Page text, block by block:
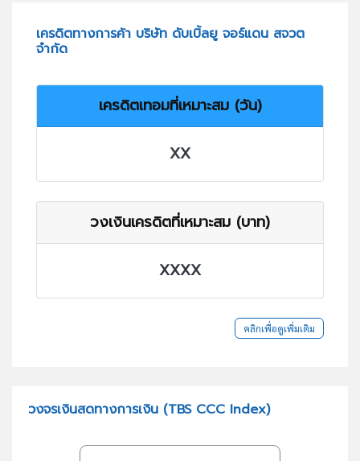
เครดิตทางการค้า บริษัท ดับเบิ้ลยู จอร์แดน สจวต
จำกัด
เครดิตเทอมที่เหมาะสม (วัน)
XX
วงเงินเครดิตที่เหมาะสม (บาท)
XXXX
คลิกเพื่อดูเพิ่มเติม
วงจรเงินสดทางการเงิน (TBS CCC Index)